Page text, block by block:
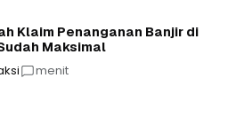
Klaim Penanganan Banjir di
Maksimal
menit